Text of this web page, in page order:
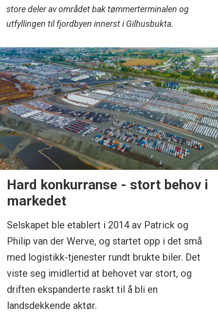
store deler av området bak tømmerterminalen og
utfyllingen til fjordbyen innerst i Gilhusbukta.
Hard konkurranse - stort behov i
markedet
Selskapet ble etablert i 2014 av Patrick og
Philip van der Werve, og startet opp i det små
med logistikk-tjenester rundt brukte biler. Det
viste seg imidlertid at behovet var stort, og
driften ekspanderte raskt til å bli en
landsdekkende aktør.